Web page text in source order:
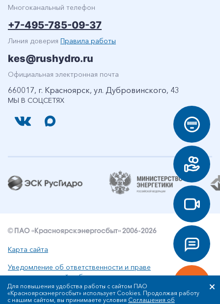
МЫ В СОЦСЕТЯХ
Многоканальный телефон
+7-495-785-09-37
Линия доверия Правила работы
kes@rushydro.ru
Официальная электронная почта
660017, г. Красноярск, ул. Дубровинского, 43
© ПАО «Красноярскэнергосбыт» 2006-2026
Карта сайта
Уведомление об ответственности и праве
интеллектуальной собственности
Политика ПАО «Красноярскэнергосбыт» в отношении
Для повышения удобства работы с сайтом ПАО
«Красноярскэнергосбыт» использует Cookies. Продолжая работу
с нашим сайтом, вы принимаете условия Соглашения об